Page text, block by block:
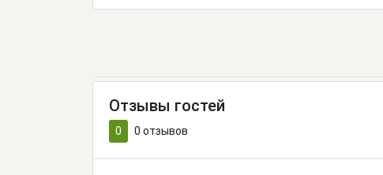
Отзывы гостей
0 0 отзывов